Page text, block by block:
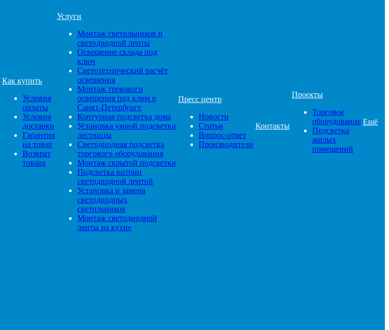
Как купить
Условия
оплаты
Условия
доставки
Гарантия
на товар
Возврат
товара
Услуги
Монтаж светильников и
светодиодной ленты
Освещение склада под
ключ
Светотехнический расчёт
освещения
Монтаж трекового
освещения под ключ в
Санкт-Петербурге
Контурная подсветка дома
Установка умной подсветки
лестницы
Светодиодная подсветка
торгового оборудования
Монтаж скрытой подсветки
Подсветка витрин
светодиодной лентой
Установка и замена
светодиодных
светильников
Монтаж светодиодной
ленты на кухне
Пресс центр
Новости
Статьи
Вопрос-ответ
Производители
Контакты
Проекты
Торговое
оборудование
Подсветка
жилых
помещений
Ещё